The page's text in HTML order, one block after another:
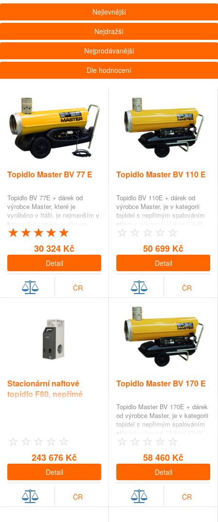
Nejlevnější
Nejdražší
Nejprodávanější
Dle hodnocení
Topidlo Master BV 77 E
Topidlo BV 77E + dárek od
výrobce Master, které je
vyráběno v Itálii, je nejmenším v
kategorii topidel s nepřímým
spalován…
30 324 Kč
Detail
ČR
Topidlo Master BV 110 E
Topidlo BV 110E + dárek od
výrobce Master, je v kategorii
topidel s nepřímým spalováním
středně výkonné. Výkon 33kW
zajišťuje…
50 699 Kč
Detail
ČR
Stacionární naftové
topidlo F80, nepřímé
243 676 Kč
Detail
ČR
Topidlo Master BV 170 E
Topidlo Master BV 170E + dárek
od výrobce Master, je v kategorii
topidel s nepřímým spalováním
středně výkonné. Výkon 47kW
zaji&scaron…
58 460 Kč
Detail
ČR